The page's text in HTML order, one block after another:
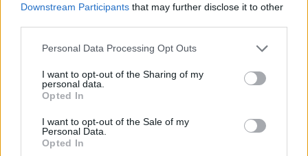
Downstream Participants that may further disclose it to other
Personal Data Processing Opt Outs
I want to opt-out of the Sharing of my
personal data.
Opted In
I want to opt-out of the Sale of my
Personal Data.
Opted In
Człowiek „którego mól gryzie zakryty” to
osoba mająca na sumieniu złe czyny.
Wcześniejsze grzechy zamykają go na
możliwość podziwiania piękna świata, w
którym się znajduje. Przyroda
harmonijna, w pewnym sensie ma ona
odwzorowanie w dynamice i uporządkowaniu